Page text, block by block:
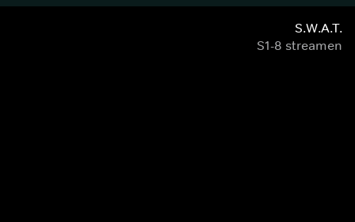
S.W.A.T.
S1-8 streamen